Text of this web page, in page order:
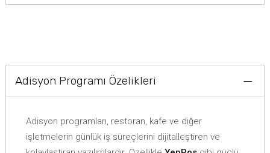
Adisyon Programı Özelikleri
Adisyon programları, restoran, kafe ve diğer
işletmelerin günlük iş süreçlerini dijitalleştiren ve